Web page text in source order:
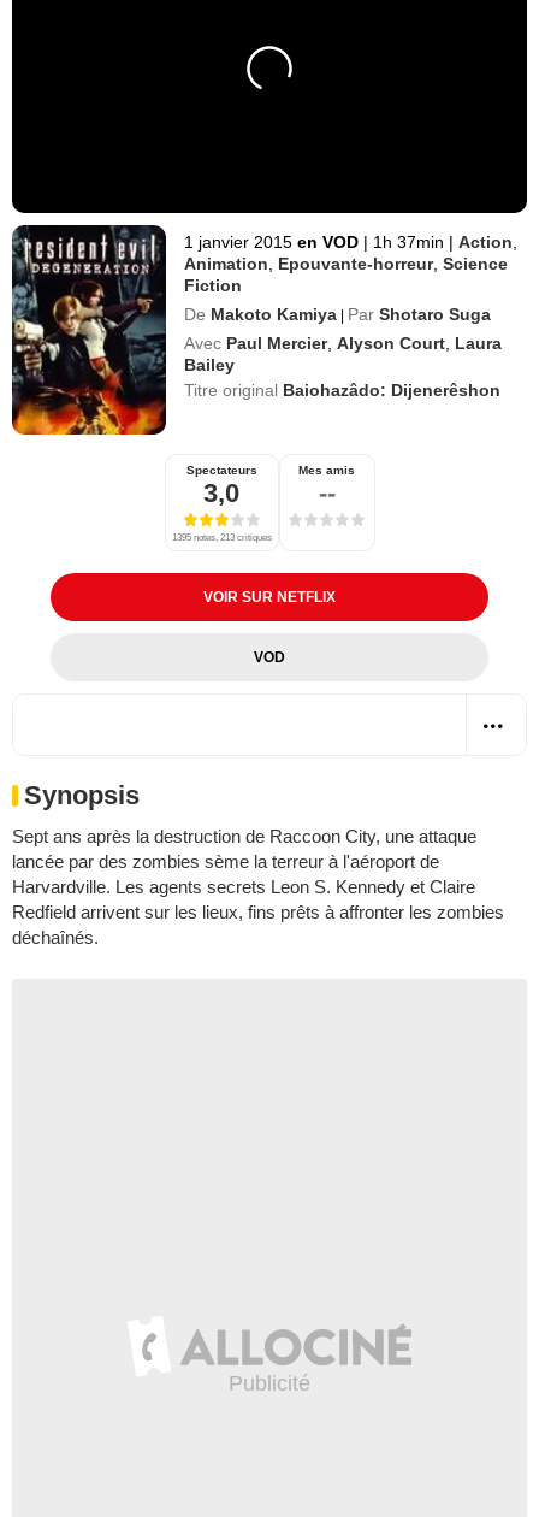
1 janvier 2015 en VOD | 1h 37min | Action
Animation
Epouvante-horreur,Science
Fiction
De Makoto Kamiya | Par Shotaro Suga
Avec Paul Mercier,Alyson Court Laura
Bailey
Titre original Baiohazâdo: Dijenerêshon
Spectateurs
3,0
1395 notes, 213 critiques
Mes amis
--
VOIR SUR NETFLIX
VOD
Synopsis
Sept ans après la destruction de Raccoon City, une attaque
lancée par des zombies sème la terreur à l'aéroport de
Harvardville. Les agents secrets Leon S. Kennedy et Claire
Redfield arrivent sur les lieux, fins prêts à affronter les zombies
déchaînés.